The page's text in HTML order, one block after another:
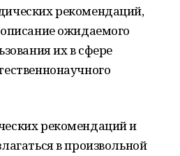
рекомендаций,
ожидаемого
их в сфере
рекомендаций и
в произвольной